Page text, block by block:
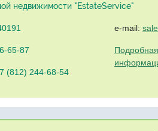
недвижимости "EstateService"
65-87
(812) 244-68-54
e-mail: